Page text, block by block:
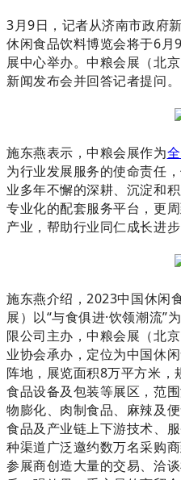
3月9日，记者从济南市政府
休闲食品饮料博览会将于6
展中心举办。中粮会展（北
新闻发布会并回答记者提问。
施东燕表示，中粮会展作为
为行业发展服务的使命责任
业多年不懈的深耕、沉淀和
专业化的配套服务平台，更
产业，帮助行业同仁成长进
施东燕介绍，2023中国休闲
展）以“与食俱进·饮领潮流”
限公司主办，中粮会展（北
业协会承办，定位为中国休
阵地，展览面积8万平方米，
食品设备及包装等展区，范
物膨化、肉制食品、麻辣及
食品及产业链上下游技术、
种渠道广泛邀约数万名采购
参展商创造大量的交易、洽